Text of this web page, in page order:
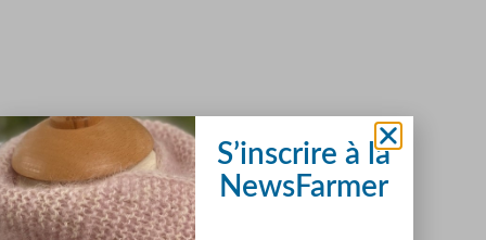
S’inscrire à la
NewsFarmer